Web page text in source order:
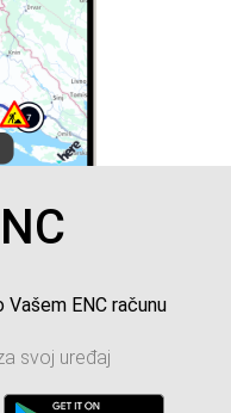
ENC računu
svoj uređaj